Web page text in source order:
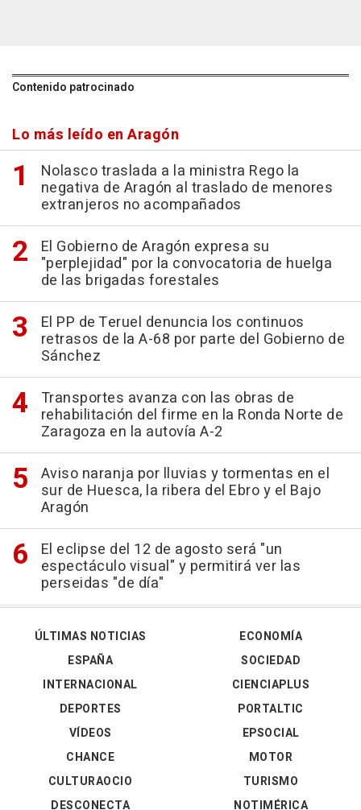
Contenido patrocinado
Lo más leído en Aragón
Nolasco traslada a la ministra Rego la
negativa de Aragón al traslado de menores
extranjeros no acompañados
El Gobierno de Aragón expresa su
"perplejidad" por la convocatoria de huelga
de las brigadas forestales
El PP de Teruel denuncia los continuos
retrasos de la A-68 por parte del Gobierno de
Sánchez
Transportes avanza con las obras de
rehabilitación del firme en la Ronda Norte de
Zaragoza en la autovía A-2
Aviso naranja por lluvias y tormentas en el
sur de Huesca, la ribera del Ebro y el Bajo
Aragón
El eclipse del 12 de agosto será "un
espectáculo visual" y permitirá ver las
perseidas "de día"
ÚLTIMAS NOTICIAS
ESPAÑA
INTERNACIONAL
DEPORTES
VÍDEOS
ECONOMÍA
SOCIEDAD
CIENCIAPLUS
PORTALTIC
EPSOCIAL
CHANCE
CULTURAOCIO
DESCONECTA
MOTOR
TURISMO
NOTIMÉRICA